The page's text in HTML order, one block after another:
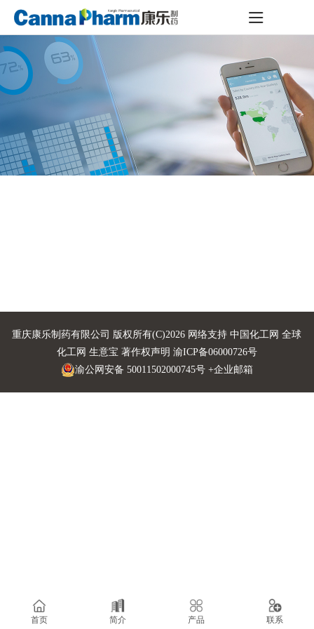
重庆康乐制药有限公司 版权所有(C)2026 网络支持中国化工网 全球
化工网 生意宝 著作权声明 渝ICP备06000726号
渝公网安备 50011502000745号 +企业邮箱
首页 简介 产品 联系